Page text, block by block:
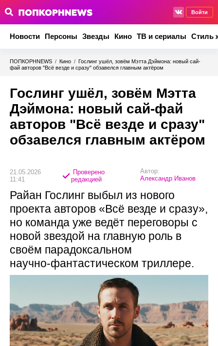
Войти
Новости Персоны Звезды Кино ТВ и сериалы Стиль
ПОПКОРНNEWS / Кино / Гослинг ушёл, зовём Мэтта Дэймона: новый сай-
фай авторов "Всё везде и сразу" обзавелся главным актёром
Гослинг ушёл, зовём Мэтта
Дэймона: новый сай-фай
авторов "Всё везде и сразу"
обзавелся главным актёром
21.05.2026
11:41
Проверено
редакцией
Автор:
Александр Иванов
Райан Гослинг выбыл из нового
проекта авторов «Всё везде и сразу»,
но команда уже ведёт переговоры с
новой звездой на главную роль в
своём парадоксальном
научно‑фантастическом триллере.